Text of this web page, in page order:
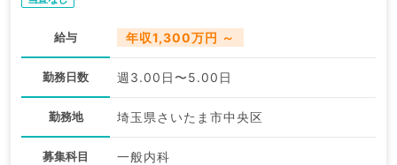
給与 年収1,300万円 ～
勤務日数 週3.00日〜5.00日
勤務地 埼玉県さいたま市中央区
募集科目 一般内科